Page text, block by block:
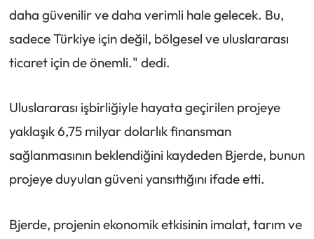
daha güvenilir ve daha verimli hale gelecek. Bu,
sadece Türkiye için değil, bölgesel ve uluslararası
ticaret için de önemli." dedi.
Uluslararası işbirliğiyle hayata geçirilen projeye
yaklaşık 6,75 milyar dolarlık finansman
sağlanmasının beklendiğini kaydeden Bjerde, bunun
projeye duyulan güveni yansıttığını ifade etti.
Bjerde, projenin ekonomik etkisinin imalat, tarım ve